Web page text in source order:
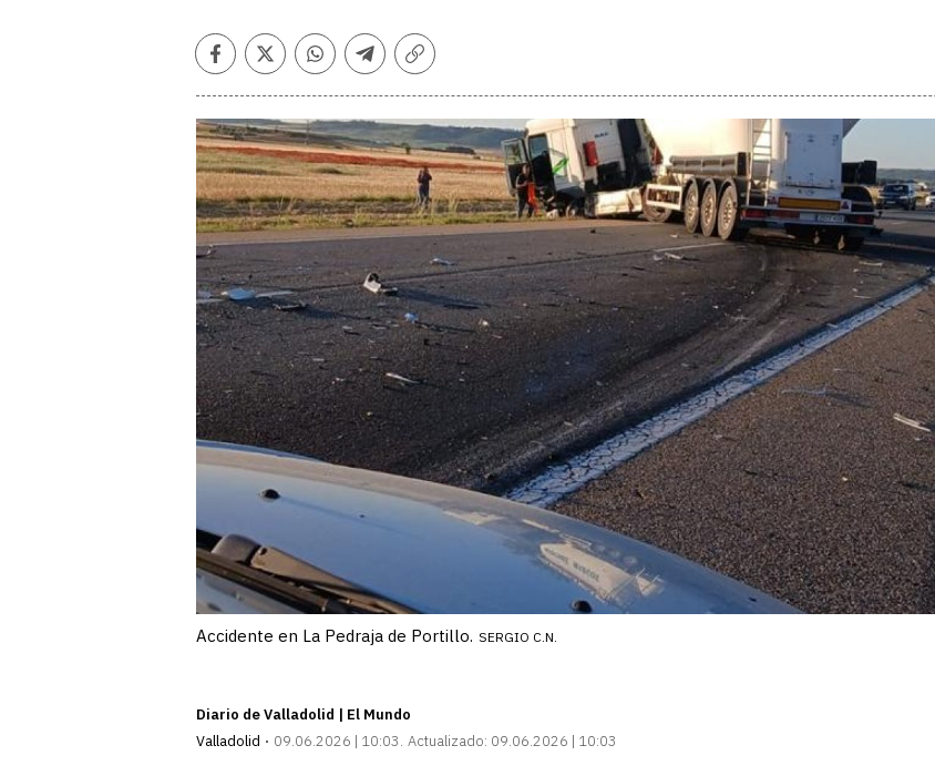
Facebook
TwitterWhatsapp
Telegram
Copiar
Accidente en La Pedraja de Portillo. SERGIO C.N.
Diario de Valladolid | El Mundo
Valladolid
09.06.2026 | 10:03 Actualizado: 09.06.2026 | 10:03